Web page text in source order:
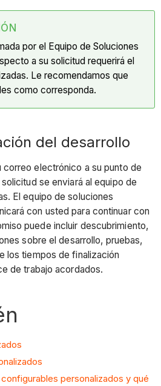
por el Equipo de Soluciones
a su solicitud requerirá el
Le recomendamos que
como corresponda.
del desarrollo
electrónico a su punto de
se enviará al equipo de
El equipo de soluciones
con usted para continuar con
puede incluir descubrimiento,
sobre el desarrollo, pruebas,
los tiempos de finalización
de trabajo acordados.
personalizados y qué